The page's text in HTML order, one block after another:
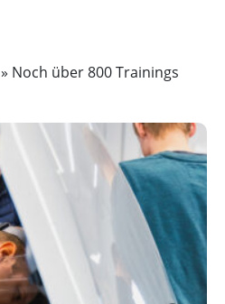
» Noch über 800 Trainings